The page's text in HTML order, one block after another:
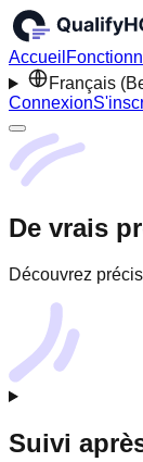
Accueil
Français
Connexion
De vrais
Découvrez
Suivi